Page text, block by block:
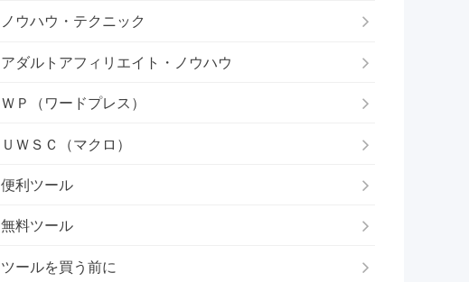
ノウハウ・テクニック
アダルトアフィリエイト・ノウハウ
ＷＰ（ワードプレス）
ＵＷＳＣ（マクロ）
便利ツール
無料ツール
ツールを買う前に